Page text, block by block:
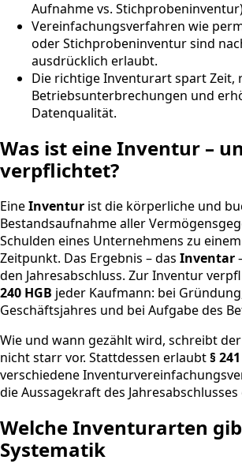
Aufnahme vs.
Vereinfachungsverfahren wie
oder Stichprobeninventur sind
ausdrücklich erlaubt.
Die richtige Inventurart spart Zeit,
Betriebsunterbrechungen und
Datenqualität.
Was ist eine Inventur –
verpflichtet?
EineInventur ist die körperliche und
Bestandsaufnahme aller
Schulden eines Unternehmens zu
Zeitpunkt. Das Ergebnis – das Inventar
den Jahresabschluss. Zur Inventur
240 HGB jeder Kaufmann: bei
Geschäftsjahres und bei Aufgabe des
Wie und wann gezählt wird, schreibt
nicht starr vor. Stattdessen erlaubt§
verschiedene
die Aussagekraft des
Welche Inventurarten
Systematik